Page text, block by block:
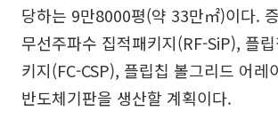
당하는 9만8000평(약 33만㎡)이다.
무선주파수 집적패키지(RF-SiP), 플
키지(FC-CSP), 플립칩 볼그리드 어레
반도체기판을 생산할 계획이다.